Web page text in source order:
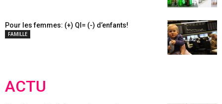
Pour les femmes: (+) QI= (-) d’enfants!
FAMILLE
ACTU